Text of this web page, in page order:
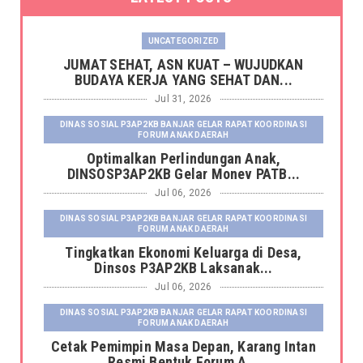
UNCATEGORIZED
JUMAT SEHAT, ASN KUAT – WUJUDKAN
BUDAYA KERJA YANG SEHAT DAN...
Jul 31, 2026
DINAS SOSIAL P3AP2KB BANJAR GELAR RAPAT KOORDINASI
FORUM ANAK DAERAH
Optimalkan Perlindungan Anak,
DINSOSP3AP2KB Gelar Monev PATB...
Jul 06, 2026
DINAS SOSIAL P3AP2KB BANJAR GELAR RAPAT KOORDINASI
FORUM ANAK DAERAH
Tingkatkan Ekonomi Keluarga di Desa,
Dinsos P3AP2KB Laksanak...
Jul 06, 2026
DINAS SOSIAL P3AP2KB BANJAR GELAR RAPAT KOORDINASI
FORUM ANAK DAERAH
Cetak Pemimpin Masa Depan, Karang Intan